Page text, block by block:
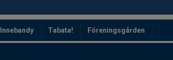
Innebandy Tabata! Föreningsgården